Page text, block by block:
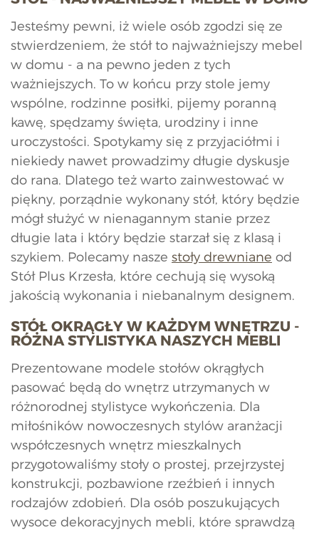
Jesteśmy pewni, iż wiele osób zgodzi się ze
stwierdzeniem, że stół to najważniejszy mebel
w domu - a na pewno jeden z tych
ważniejszych. To w końcu przy stole jemy
wspólne, rodzinne posiłki, pijemy poranną
kawę, spędzamy święta, urodziny i inne
uroczystości. Spotykamy się z przyjaciółmi i
niekiedy nawet prowadzimy długie dyskusje
do rana. Dlatego też warto zainwestować w
piękny, porządnie wykonany stół, który będzie
mógł służyć w nienagannym stanie przez
długie lata i który będzie starzał się z klasą i
szykiem. Polecamy nasze stoły drewniane od
Stół Plus Krzesła, które cechują się wysoką
jakością wykonania i niebanalnym designem.
STÓŁ OKRĄGŁY W KAŻDYM WNĘTRZU -
RÓŻNA STYLISTYKA NASZYCH MEBLI
Prezentowane modele stołów okrągłych
pasować będą do wnętrz utrzymanych w
różnorodnej stylistyce wykończenia. Dla
miłośników nowoczesnych stylów aranżacji
współczesnych wnętrz mieszkalnych
przygotowaliśmy stoły o prostej, przejrzystej
konstrukcji, pozbawione rzeźbień i innych
rodzajów zdobień. Dla osób poszukujących
wysoce dekoracyjnych mebli, które sprawdzą